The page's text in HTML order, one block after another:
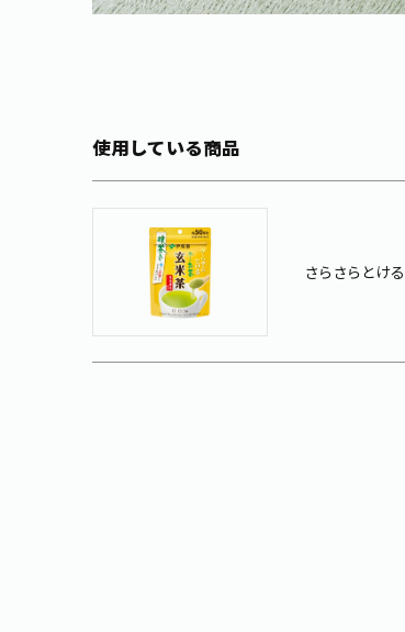
使用している商品
さらさらとけ